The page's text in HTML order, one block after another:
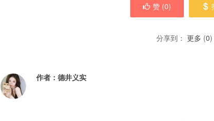
赞 (0)
分享到： 更多 (0)
作者： 德井义实